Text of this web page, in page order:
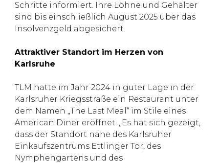
Schritte informiert. Ihre Löhne und Gehälter
sind bis einschließlich August 2025 über das
Insolvenzgeld abgesichert.
Attraktiver Standort im Herzen von
Karlsruhe
TLM hatte im Jahr 2024 in guter Lage in der
Karlsruher Kriegsstraße ein Restaurant unter
dem Namen „The Last Meal“ im Stile eines
American Diner eröffnet. „Es hat sich gezeigt,
dass der Standort nahe des Karlsruher
Einkaufszentrums Ettlinger Tor, des
Nymphengartens und des